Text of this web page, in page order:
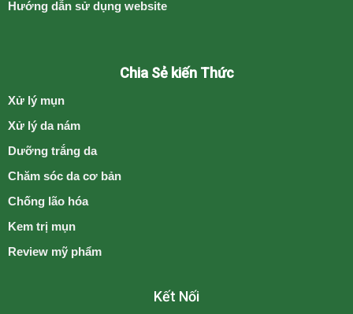
Hướng dẫn sử dụng website
Chia Sẻ kiến Thức
Xử lý mụn
Xử lý da nám
Dưỡng trắng da
Chăm sóc da cơ bản
Chống lão hóa
Kem trị mụn
Review mỹ phẩm
Kết Nối